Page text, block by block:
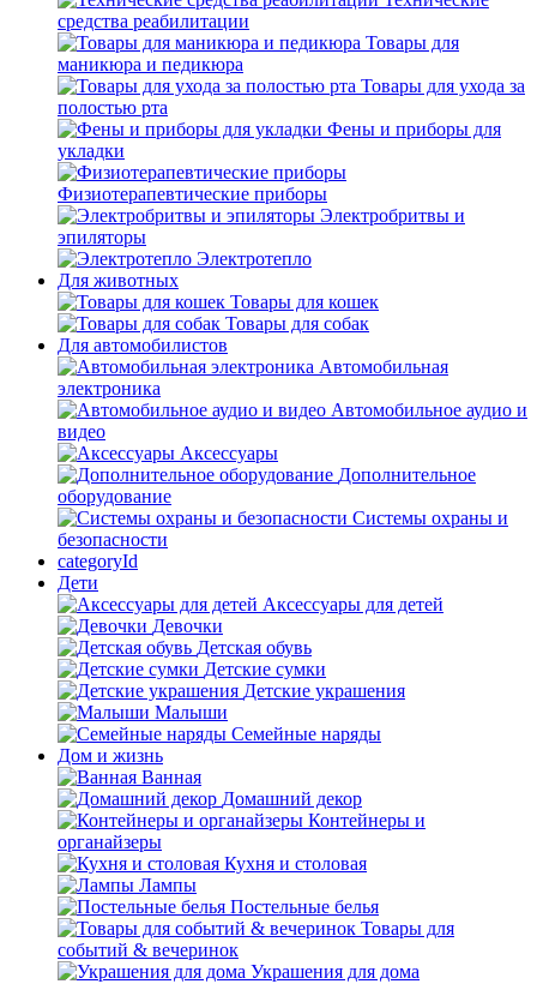
средства реабилитации
Товары для
маникюра и педикюра
Товары для ухода за
полостью рта
Фены и приборы для
укладки
Физиотерапевтические приборы
Электробритвы и
эпиляторы
Электротепло
Для животных
Товары для кошек
Товары для собак
Для автомобилистов
Автомобильная
электроника
Автомобильное аудио и
видео
Аксессуары
Дополнительное
оборудование
Системы охраны и
безопасности
categoryId
Дети
Аксессуары для детей
Девочки
Детская обувь
Детские сумки
Детские украшения
Малыши
Семейные наряды
Дом и жизнь
Ванная
Домашний декор
Контейнеры и
органайзеры
Кухня и столовая
Лампы
Постельные белья
Товары для
событий & вечеринок
Украшения для дома